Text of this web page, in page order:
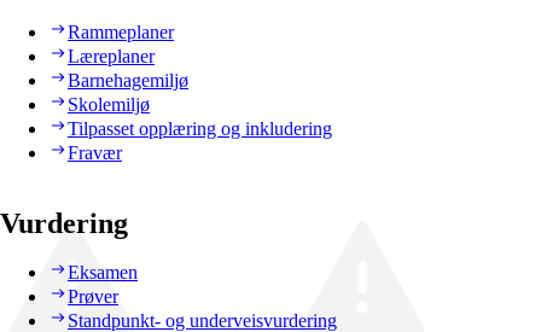
Rammeplaner
Læreplaner
Barnehagemiljø
Skolemiljø
Tilpasset opplæring og inkludering
Fravær
Vurdering
Eksamen
Prøver
Standpunkt- og underveisvurdering